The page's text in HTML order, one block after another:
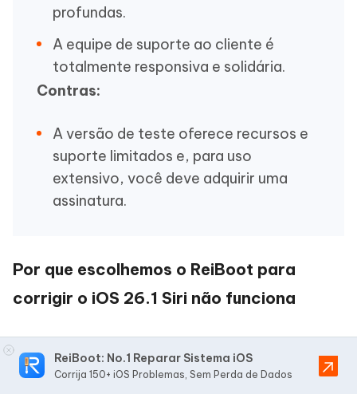
profundas.
A equipe de suporte ao cliente é
totalmente responsiva e solidária.
Contras:
A versão de teste oferece recursos e
suporte limitados e, para uso
extensivo, você deve adquirir uma
assinatura.
Por que escolhemos o ReiBoot para
corrigir o iOS 26.1 Siri não funciona
O ReiBoot
resolver vários problemas com dispositivos iOS
ReiBoot: No.1 Reparar Sistema iOS
Corrija 150+ iOS Problemas, Sem Perda de Dados